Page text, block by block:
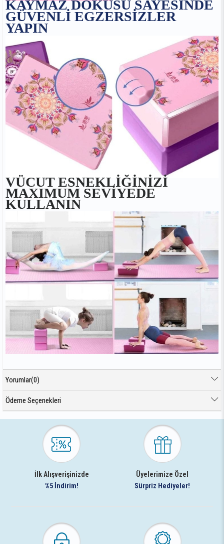
KAYMAZ DOKUSU SAYESİNDE
GÜVENLİ EGZERSİZLER
YAPIN
VÜCUT ESNEKLİĞİNİZİ
MAXIMUM SEVİYEDE
KULLANIN
Yorumlar(0)
Ödeme Seçenekleri
İlk Alışverişinizde
%5 İndirim!
Üyelerimize Özel
Sürpriz Hediyeler!